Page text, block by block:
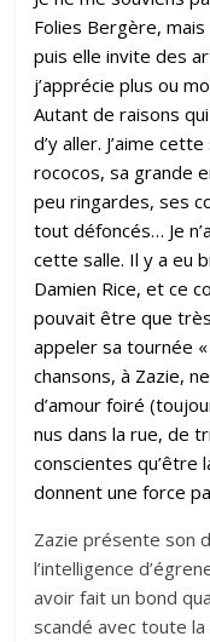
Folies Bergère,
puis elle invite des
j’apprécie plus ou
Autant de raisons qui
d’y aller. J’aime
rococos, sa grande
peu ringardes, ses
tout défoncés… Je
cette salle. Il y a eu
Damien Rice, et ce
pouvait être que très
appeler sa tournée
chansons, à Zazie,
d’amour foiré
nus dans la rue, de
conscientes qu’être
donnent une force
Zazie présente son
l’intelligence
avoir fait un bond
scandé avec toute